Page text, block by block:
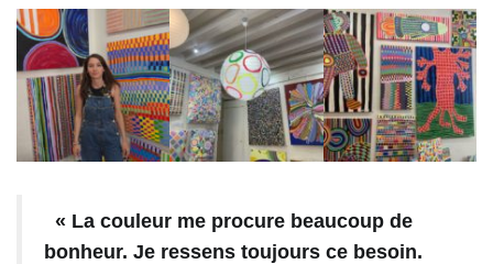
« La couleur me procure beaucoup de
bonheur. Je ressens toujours ce besoin.